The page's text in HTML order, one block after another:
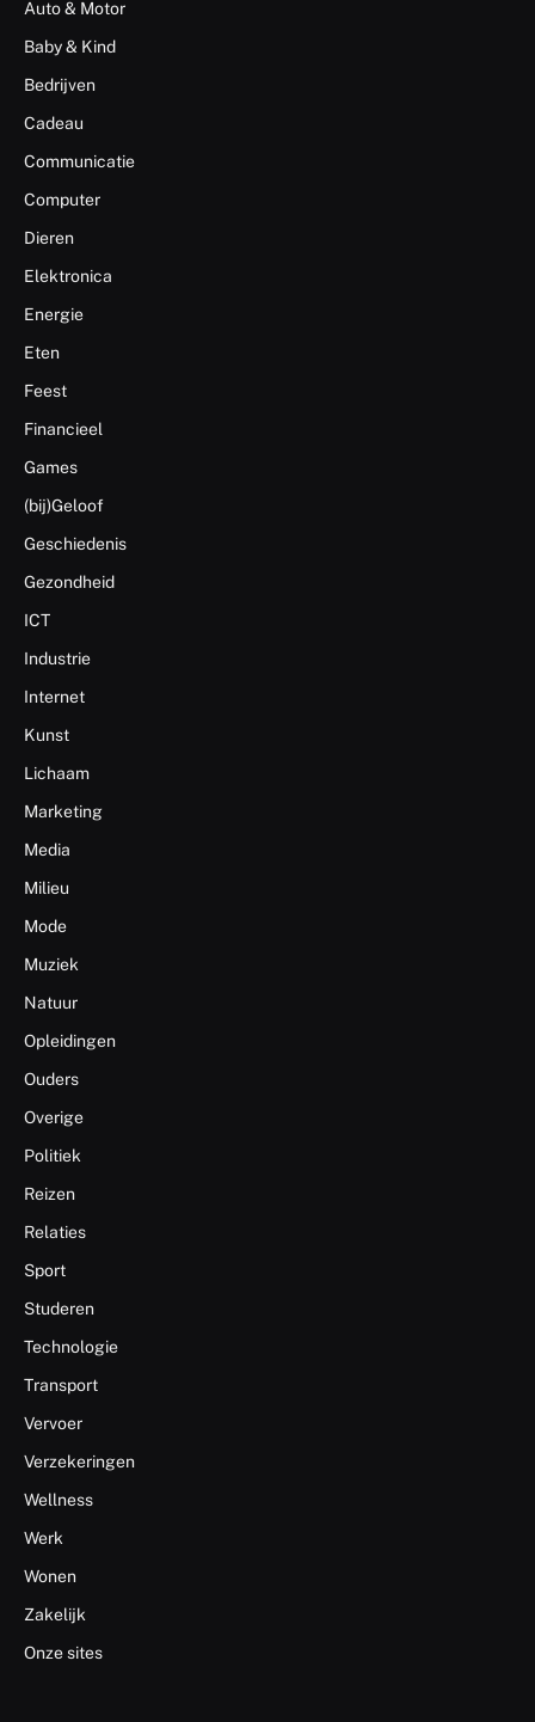
Auto & Motor
Baby & Kind
Bedrijven
Cadeau
Communicatie
Computer
Dieren
Elektronica
Energie
Eten
Feest
Financieel
Games
(bij)Geloof
Geschiedenis
Gezondheid
ICT
Industrie
Internet
Kunst
Lichaam
Marketing
Media
Milieu
Mode
Muziek
Natuur
Opleidingen
Ouders
Overige
Politiek
Reizen
Relaties
Sport
Studeren
Technologie
Transport
Vervoer
Verzekeringen
Wellness
Werk
Wonen
Zakelijk
Onze sites